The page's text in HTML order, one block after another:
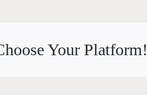
Your Platform!